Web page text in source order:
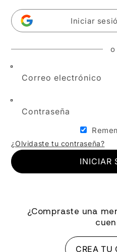
Iniciar
o
Correo electrónico
Contraseña
¿Olvidaste tu contraseña?
INICIAR
¿Compraste una
CREA TU